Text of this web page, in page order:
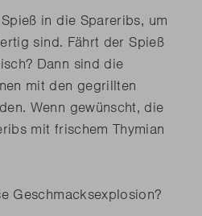
in die Spareribs, um
sind. Fährt der Spieß
Dann sind die
mit den gegrillten
Wenn gewünscht, die
mit frischem Thymian
Geschmacksexplosion?